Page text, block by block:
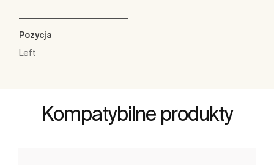
Pozycja
Left
Kompatybilne produkty